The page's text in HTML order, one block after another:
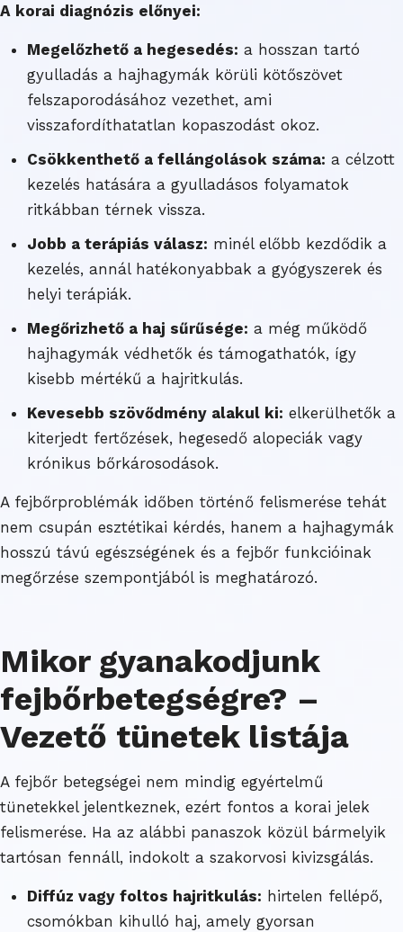
A korai diagnózis előnyei:
Megelőzhető a hegesedés: a hosszan tartó
gyulladás a hajhagymák körüli kötőszövet
felszaporodásához vezethet, ami
visszafordíthatatlan kopaszodást okoz.
Csökkenthető a fellángolások száma: a célzott
kezelés hatására a gyulladásos folyamatok
ritkábban térnek vissza.
Jobb a terápiás válasz: minél előbb kezdődik a
kezelés, annál hatékonyabbak a gyógyszerek és
helyi terápiák.
Megőrizhető a haj sűrűsége: a még működő
hajhagymák védhetők és támogathatók, így
kisebb mértékű a hajritkulás.
Kevesebb szövődmény alakul ki: elkerülhetők a
kiterjedt fertőzések, hegesedő alopeciák vagy
krónikus bőrkárosodások.
A fejbőrproblémák időben történő felismerése tehát
nem csupán esztétikai kérdés, hanem a hajhagymák
hosszú távú egészségének és a fejbőr funkcióinak
megőrzése szempontjából is meghatározó.
Mikor gyanakodjunk
fejbőrbetegségre? –
Vezető tünetek listája
A fejbőr betegségei nem mindig egyértelmű
tünetekkel jelentkeznek, ezért fontos a korai jelek
felismerése. Ha az alábbi panaszok közül bármelyik
tartósan fennáll, indokolt a szakorvosi kivizsgálás.
Diffúz vagy foltos hajritkulás: hirtelen fellépő,
csomókban kihulló haj, amely gyorsan